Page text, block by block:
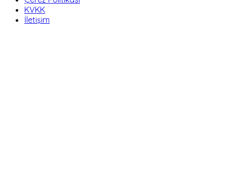
KVKK
İletişim